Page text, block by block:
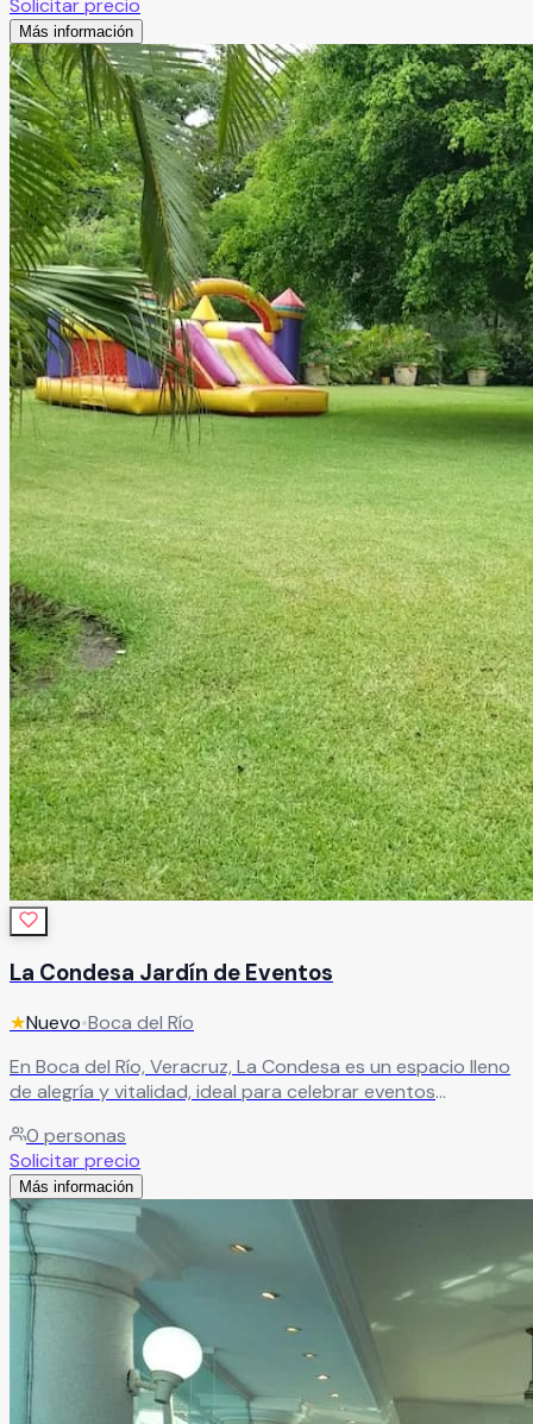
excepcional, aquí encontrarás el escenario perfecto para
hacer realidad el día que siempre imaginaste.
Solicitar precio
Más información
La Condesa Jardín de Eventos
★Nuevo•Boca del Río
En Boca del Río, Veracruz, La Condesa es un espacio lleno
de alegría y vitalidad, ideal para celebrar eventos
perfecto para vivir momentos únicos junto a tus seres
queridos. Cuenta con amplias instalaciones preparadas
para albergar todo tipo de eventos sociales,
convirtiéndose en una excelente opción para quienes
buscan una boda mágica o una celebración espectacular.
Leer más
0 personas
Solicitar precio
Más información